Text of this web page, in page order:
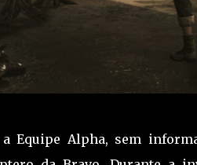
Equipe Alpha, sem